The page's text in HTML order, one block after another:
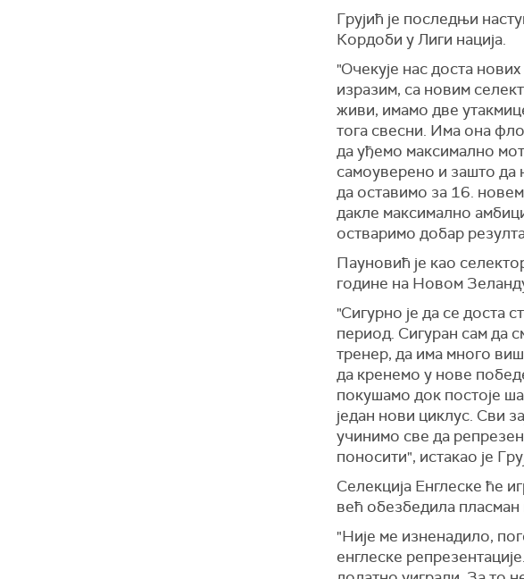
Грујић је последњи
Кордоби у Лиги нација.
"Очекује нас доста
изразим, са новим
живи, имамо две
тога свесни. Има она
да уђемо максимално
самоуверено и зашто
да оставимо за 16.
дакле максимално
остваримо добар
Пауновић је као
године на Новом
"Сигурно је да се доста
период. Сигуран сам да
тренер, да има много
да кренемо у нове
покушамо док постоје
један нови циклус. Сви
учинимо све да
поносити", истакао је
Селекција Енглеске ће
већ обезбедила пласман
"Није ме изненадило,
енглеске